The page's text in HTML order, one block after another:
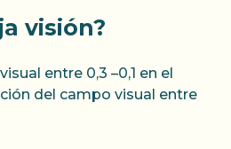
visión?
entre 0,3 –0,1 en el
del campo visual entre